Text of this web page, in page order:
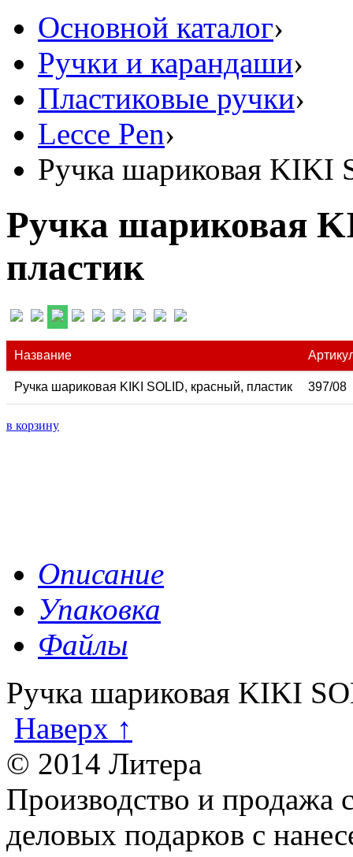
Основной каталог›
Ручки и карандаши›
Пластиковые ручки›
Lecce Pen›
Ручка шариковая KIKI
Ручка шариковая
пластик
Название
Ручка шариковая KIKI SOLID, красный, пластик 397/08
в корзину
Описание
Упаковка
Файлы
Ручка шариковая KIKI
Наверх ↑
© 2014 Литера
Производство и продажа
деловых подарков с